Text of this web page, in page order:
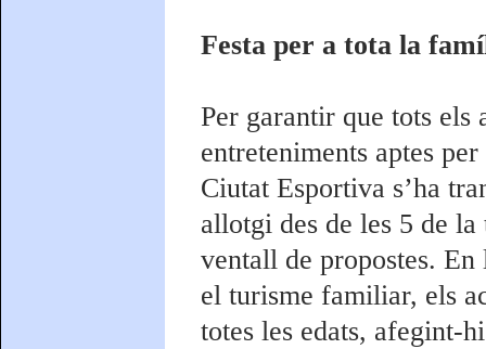
Festa per a tota la
Per garantir que tots els
entreteniments aptes
Ciutat Esportiva s’ha
allotgi des de les 5 de
ventall de propostes.
el turisme familiar, els
totes les edats, afegint-